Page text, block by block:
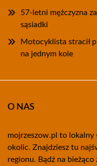
57-letni mężczyzna
sąsiadki
Motocyklista stracił
na jednym kole
O NAS
mojrzeszow.pl to lokalny
okolic. Znajdziesz tu
regionu. Bądź na